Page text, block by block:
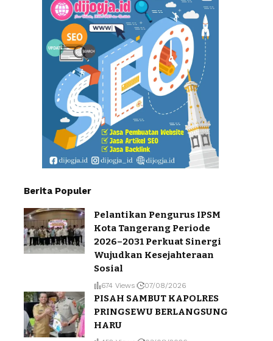
Berita Populer
Pelantikan Pengurus IPSM
Kota Tangerang Periode
2026–2031 Perkuat Sinergi
Wujudkan Kesejahteraan
Sosial
674 Views 07/08/2026
PISAH SAMBUT KAPOLRES
PRINGSEWU BERLANGSUNG
HARU